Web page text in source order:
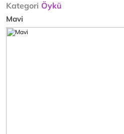
Kategori Öykü
Mavi